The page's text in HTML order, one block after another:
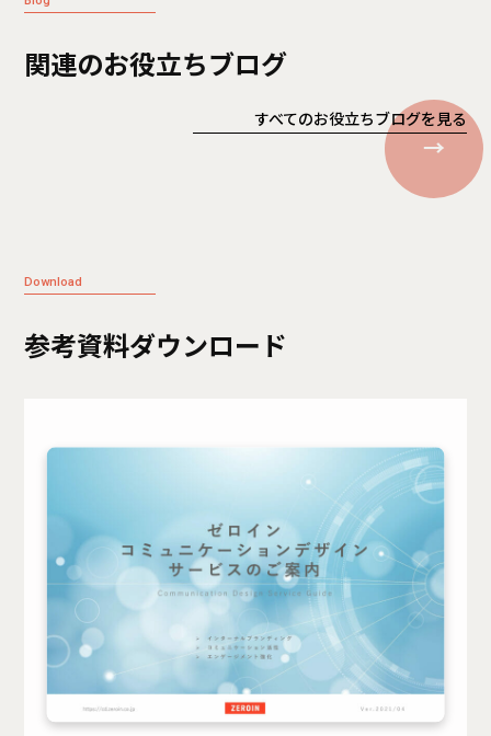
関連のお役立ちブログ
すべてのお役立ちブログを見る
Download
参考資料ダウンロード